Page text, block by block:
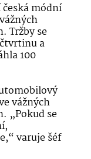
módní
Tržby se
a
100
vážných
„Pokud se
varuje šéf